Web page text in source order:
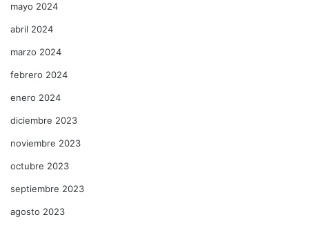
mayo 2024
abril 2024
marzo 2024
febrero 2024
enero 2024
diciembre 2023
noviembre 2023
octubre 2023
septiembre 2023
agosto 2023